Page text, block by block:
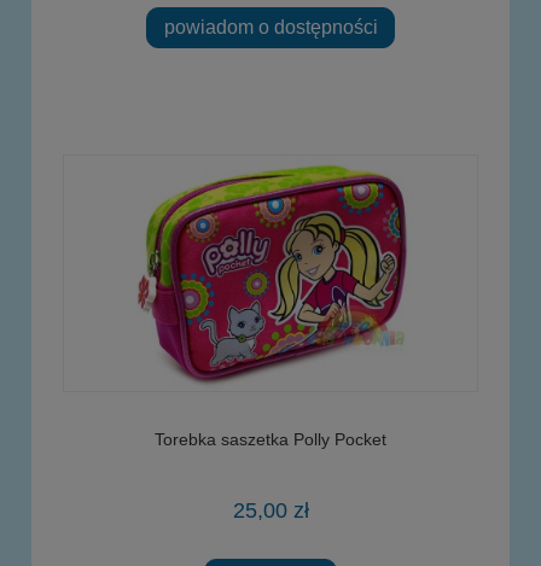
powiadom o dostępności
Torebka saszetka Polly Pocket
25,00 zł